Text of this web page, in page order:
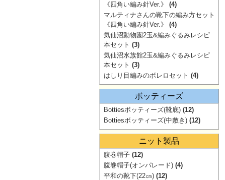
《四角い編み針Ver.》
(4)
マルティナさんの靴下の編み方セット
《四角い編み針Ver.》
(4)
気仙沼動物園2玉&編みぐるみレシピ
本セット (3)
気仙沼水族館2玉&編みぐるみレシピ
本セット (3)
はしり目編みのボレロセット (4)
ボッティーズ
Bottiesボッティーズ(靴底) (12)
Bottiesボッティーズ(中敷き) (12)
ニット製品
腹巻帽子 (12)
腹巻帽子(オンパレード) (4)
平和の靴下(22㎝) (12)